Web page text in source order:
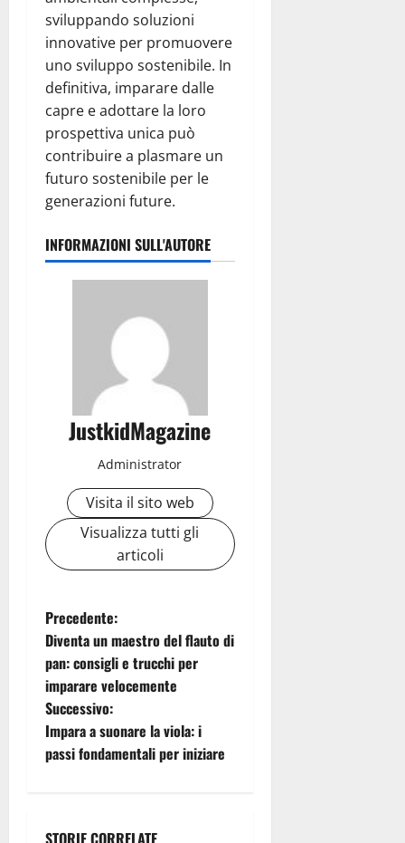
sviluppando soluzioni
innovative per promuovere
uno sviluppo sostenibile. In
definitiva, imparare dalle
capre e adottare la loro
prospettiva unica può
contribuire a plasmare un
futuro sostenibile per le
generazioni future.
INFORMAZIONI SULL'AUTORE
JustkidMagazine
Administrator
Visita il sito web
Visualizza tutti gli
articoli
N
a
v
i
g
Precedente:
Diventa un maestro del flauto di
pan: consigli e trucchi per
imparare velocemente
Successivo:
Impara a suonare la viola: i
passi fondamentali per iniziare